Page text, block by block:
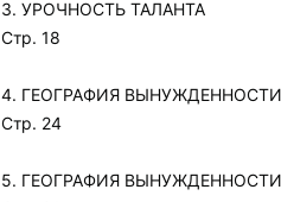
3. УРОЧНОСТЬ ТАЛАНТА
Стр. 18
4. ГЕОГРАФИЯ ВЫНУЖДЕННОСТИ
Стр. 24
5. ГЕОГРАФИЯ